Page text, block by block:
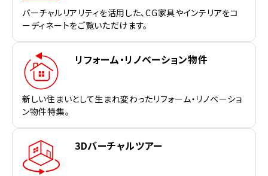
バーチャルリアリティを活用した、CG家具やインテリアをコ
ーディネートをご覧いただけます。
リフォーム・リノベーション物件
新しい住まいとして生まれ変わったリフォーム・リノベーショ
ン物件特集。
3Dバーチャルツアー